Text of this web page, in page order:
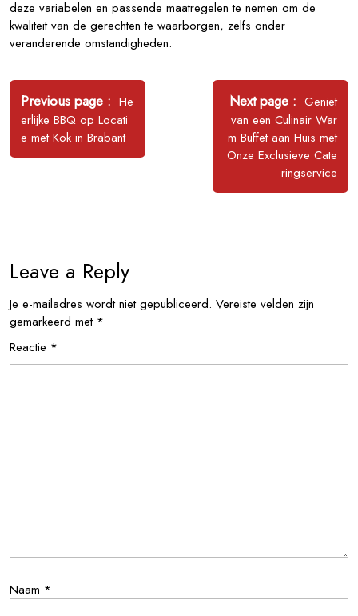
deze variabelen en passende maatregelen te nemen om de
kwaliteit van de gerechten te waarborgen, zelfs onder
veranderende omstandigheden.
Bericht
navigatie
Previous page
Older
Posts
He
erlijke BBQ op Locati
e met Kok in Brabant
Next page
Newer
Posts
Geniet
van een Culinair War
m Buffet aan Huis met
Onze Exclusieve Cate
ringservice
Leave a Reply
Je e-mailadres wordt niet gepubliceerd. Vereiste velden zijn
gemarkeerd met *
Reactie *
Naam *